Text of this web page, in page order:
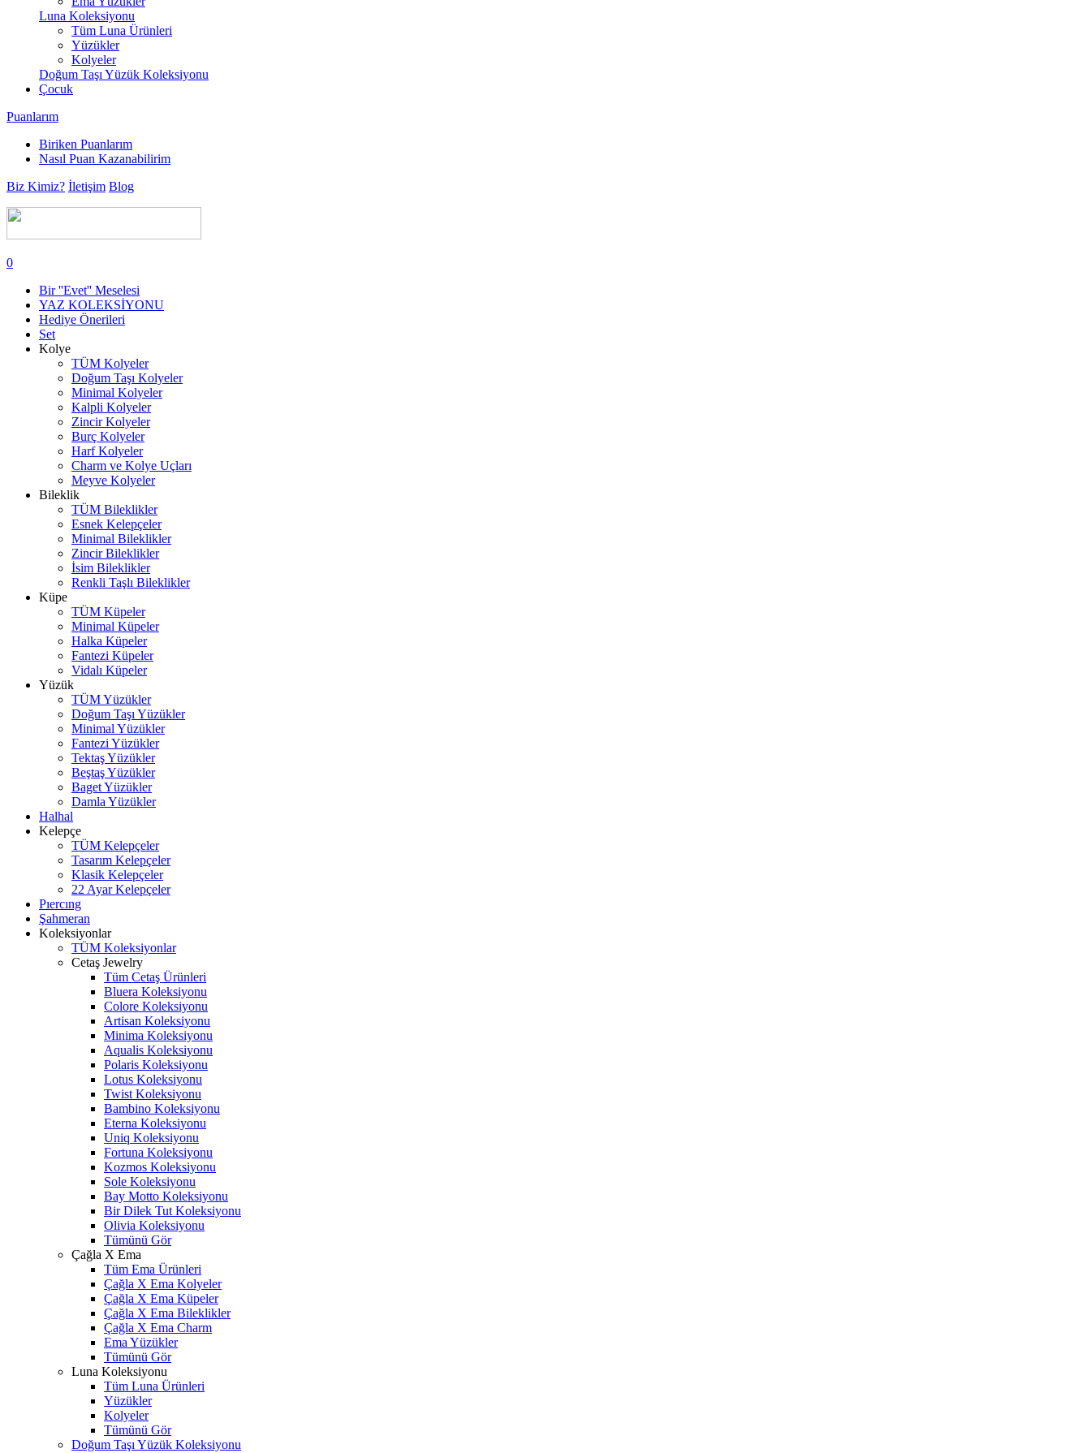
Luna Koleksiyonu
Tüm Luna Ürünleri
Yüzükler
Kolyeler
Doğum Taşı Yüzük Koleksiyonu
Çocuk
Puanlarım
Biriken Puanlarım
Nasıl Puan Kazanabilirim
Biz Kimiz? İletişim Blog
0
Bir ''Evet'' Meselesi
YAZ KOLEKSİYONU
Hediye Önerileri
Set
Kolye
TÜM Kolyeler
Doğum Taşı Kolyeler
Minimal Kolyeler
Kalpli Kolyeler
Zincir Kolyeler
Burç Kolyeler
Harf Kolyeler
Charm ve Kolye Uçları
Meyve Kolyeler
Bileklik
TÜM Bileklikler
Esnek Kelepçeler
Minimal Bileklikler
Zincir Bileklikler
İsim Bileklikler
Renkli Taşlı Bileklikler
Küpe
TÜM Küpeler
Minimal Küpeler
Halka Küpeler
Fantezi Küpeler
Vidalı Küpeler
Yüzük
TÜM Yüzükler
Doğum Taşı Yüzükler
Minimal Yüzükler
Fantezi Yüzükler
Tektaş Yüzükler
Beştaş Yüzükler
Baget Yüzükler
Damla Yüzükler
Halhal
Kelepçe
TÜM Kelepçeler
Tasarım Kelepçeler
Klasik Kelepçeler
22 Ayar Kelepçeler
Pıercıng
Şahmeran
Koleksiyonlar
TÜM Koleksiyonlar
Cetaş Jewelry
Tüm Cetaş Ürünleri
Bluera Koleksiyonu
Colore Koleksiyonu
Artisan Koleksiyonu
Minima Koleksiyonu
Aqualis Koleksiyonu
Polaris Koleksiyonu
Lotus Koleksiyonu
Twist Koleksiyonu
Bambino Koleksiyonu
Eterna Koleksiyonu
Uniq Koleksiyonu
Fortuna Koleksiyonu
Kozmos Koleksiyonu
Sole Koleksiyonu
Bay Motto Koleksiyonu
Bir Dilek Tut Koleksiyonu
Olivia Koleksiyonu
Tümünü Gör
Çağla X Ema
Tüm Ema Ürünleri
Çağla X Ema Kolyeler
Çağla X Ema Küpeler
Çağla X Ema Bileklikler
Çağla X Ema Charm
Ema Yüzükler
Tümünü Gör
Luna Koleksiyonu
Tüm Luna Ürünleri
Yüzükler
Kolyeler
Tümünü Gör
Doğum Taşı Yüzük Koleksiyonu